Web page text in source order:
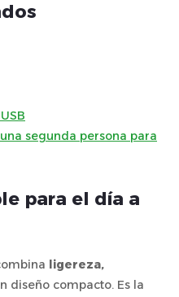
segunda persona para
para el día a
ligereza,
diseño compacto. Es la